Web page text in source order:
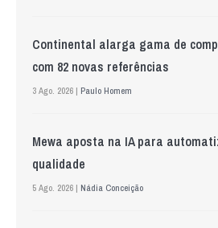
Continental alarga gama de
com 82 novas referências
3 Ago. 2026 | Paulo Homem
Mewa aposta na IA para
qualidade
5 Ago. 2026 | Nádia Conceição